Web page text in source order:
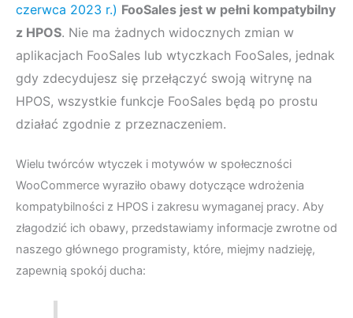
czerwca 2023 r.) FooSales jest w pełni kompatybilny
z HPOS. Nie ma żadnych widocznych zmian w
aplikacjach FooSales lub wtyczkach FooSales, jednak
gdy zdecydujesz się przełączyć swoją witrynę na
HPOS, wszystkie funkcje FooSales będą po prostu
działać zgodnie z przeznaczeniem.
Wielu twórców wtyczek i motywów w społeczności
WooCommerce wyraziło obawy dotyczące wdrożenia
kompatybilności z HPOS i zakresu wymaganej pracy. Aby
złagodzić ich obawy, przedstawiamy informacje zwrotne od
naszego głównego programisty, które, miejmy nadzieję,
zapewnią spokój ducha: